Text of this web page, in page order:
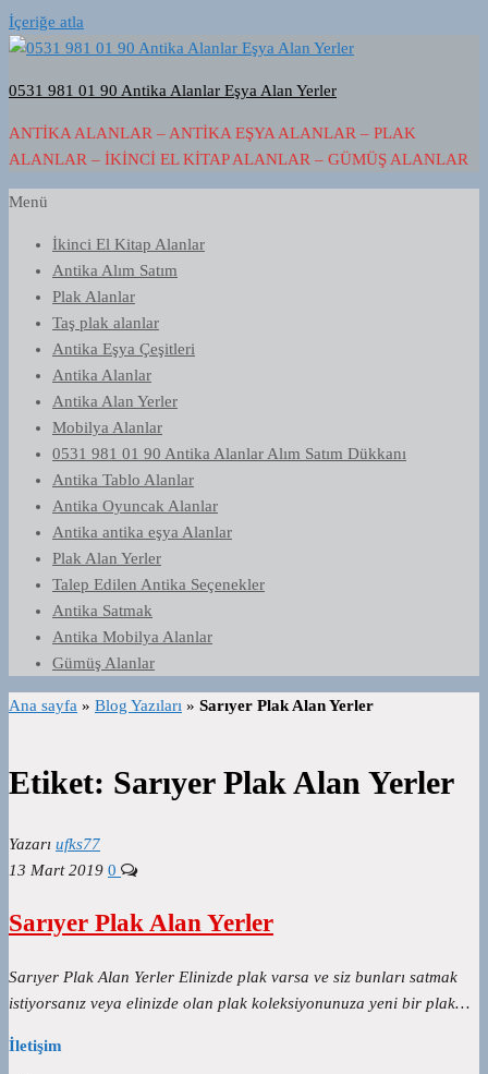
İçeriğe atla
0531 981 01 90 Antika Alanlar Eşya Alan Yerler
ANTIKA ALANLAR – ANTIKA EŞYA ALANLAR – PLAK
ALANLAR – İKINCI EL KITAP ALANLAR – GÜMÜŞ ALANLAR
Menü
İkinci El Kitap Alanlar
Antika Alım Satım
Plak Alanlar
Taş plak alanlar
Antika Eşya Çeşitleri
Antika Alanlar
Antika Alan Yerler
Mobilya Alanlar
0531 981 01 90 Antika Alanlar Alım Satım Dükkanı
Antika Tablo Alanlar
Antika Oyuncak Alanlar
Antika antika eşya Alanlar
Plak Alan Yerler
Talep Edilen Antika Seçenekler
Antika Satmak
Antika Mobilya Alanlar
Gümüş Alanlar
Ana sayfa » Blog Yazıları » Sarıyer Plak Alan Yerler
Etiket: Sarıyer Plak Alan Yerler
Yazarı ufks77
13 Mart 2019 0
Sarıyer Plak Alan Yerler
Sarıyer Plak Alan Yerler Elinizde plak varsa ve siz bunları satmak
istiyorsanız veya elinizde olan plak koleksiyonunuza yeni bir plak…
İletişim